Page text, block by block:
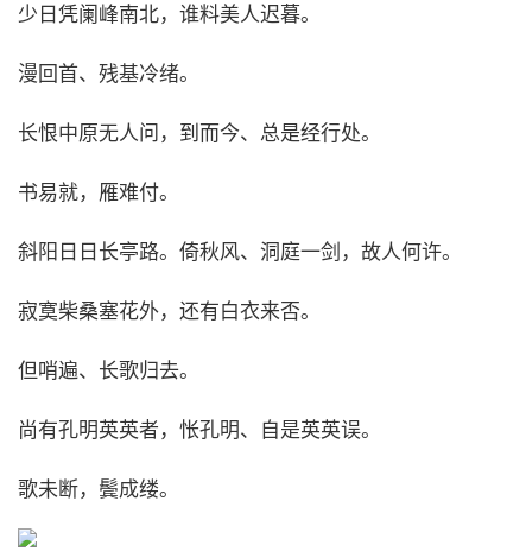
少日凭阑峰南北，谁料美人迟暮。
漫回首、残基冷绪。
长恨中原无人问，到而今、总是经行处。
书易就，雁难付。
斜阳日日长亭路。倚秋风、洞庭一剑，故人何许。
寂寞柴桑塞花外，还有白衣来否。
但哨遍、长歌归去。
尚有孔明英英者，怅孔明、自是英英误。
歌未断，鬓成缕。